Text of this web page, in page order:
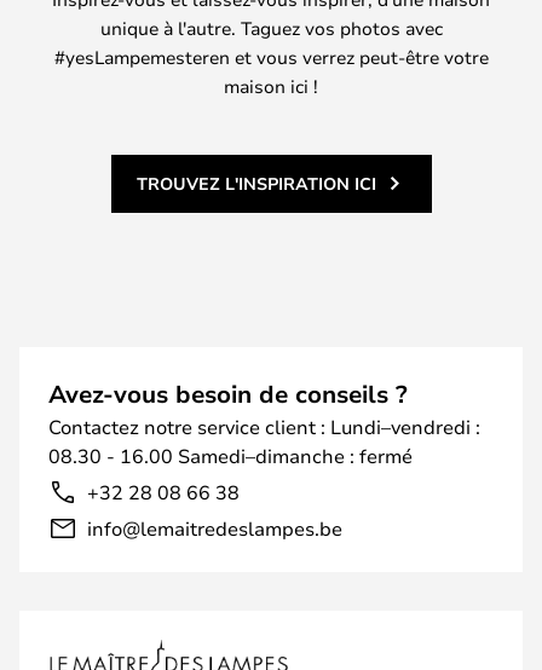
unique à l'autre. Taguez vos photos avec
#yesLampemesteren et vous verrez peut-être votre
maison ici !
TROUVEZ L'INSPIRATION ICI
Avez-vous besoin de conseils ?
Contactez notre service client : Lundi–vendredi :
08.30 - 16.00 Samedi–dimanche : fermé
+32 28 08 66 38
info@lemaitredeslampes.be